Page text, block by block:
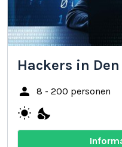
Hackers in
person
8 - 200 personen
wb_sunny nights_stay